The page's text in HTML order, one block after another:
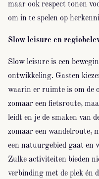
maar ook respect tonen
om in te spelen op
Slow leisure en
Slow leisure is een
ontwikkeling. Gasten
waarin er ruimte is om de
zomaar een fietsroute,
leidt en je de smaken van
zomaar een wandelroute,
een natuurgebied gaat en
Zulke activiteiten bieden
verbinding met de plek én